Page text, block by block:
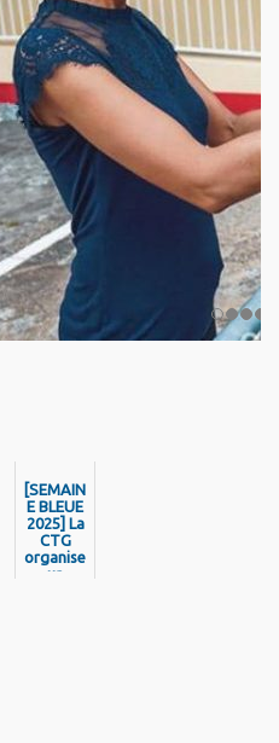
[SEMAIN
E BLEUE
2025] La
CTG
organise
un